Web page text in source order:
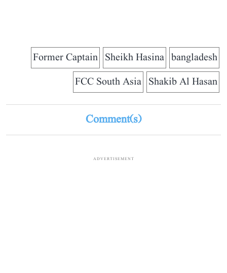
bangladesh
Sheikh Hasina
Former Captain
Shakib Al Hasan
FCC South Asia
Comment(s)
ADVERTISEMENT